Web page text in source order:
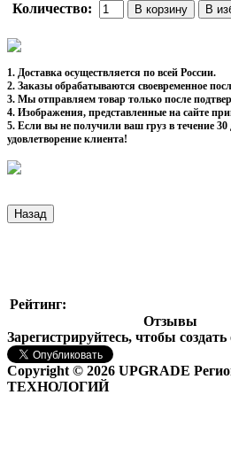
Количество:
1. Доставка осуществляется по всей России.
2. Заказы обрабатываются своевременное
3. Мы отправляем товар только после
4. Изображения, представленные на сайте
5. Если вы не получили ваш груз в течение
удовлетворение клиента!
Рейтинг:
Отзывы
Зарегистрируйтесь, чтобы
Copyright © 2026 UPGRADE
ТЕХНОЛОГИЙ